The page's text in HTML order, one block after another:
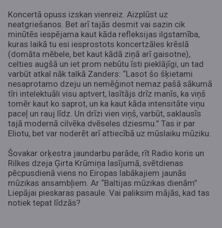
Koncertā opuss izskan vienreiz. Aizplūst uz
neatgriešanos. Bet arī tajās desmit vai sazin cik
minūtēs iespējama kaut kāda refleksijas ilgstamība,
kuras laikā tu esi iesprostots koncertzāles krēslā
(domāta mēbele, bet kaut kādā ziņā arī gaisotne),
celties augšā un iet prom nebūtu īsti pieklājīgi, un tad
varbūt atkal nāk talkā Zanders: “Lasot šo šķietami
nesaprotamo dzeju un nemēģinot nemaz pašā sākumā
tīri intelektuāli visu aptvert, lasītājs drīz manīs, ka viņš
tomēr kaut ko saprot, un ka kaut kāda intensitāte viņu
paceļ un rauj līdz. Un drīzi vien viņš, varbūt, saklausīs
tajā modernā cilvēka dvēseles dziesmu.” Tas ir par
Eliotu, bet var noderēt arī attiecībā uz mūslaiku mūziku.
Šovakar orķestra jaundarbu parāde, rīt Radio koris un
Rilkes dzeja Ģirta Krūmiņa lasījumā, svētdienas
pēcpusdienā viens no Eiropas labākajiem jaunās
mūzikas ansambļiem. Ar “Baltijas mūzikas dienām”
Liepājai pieskaras pasaule. Vai paliksim mājās, kad tas
notiek tepat līdzās?